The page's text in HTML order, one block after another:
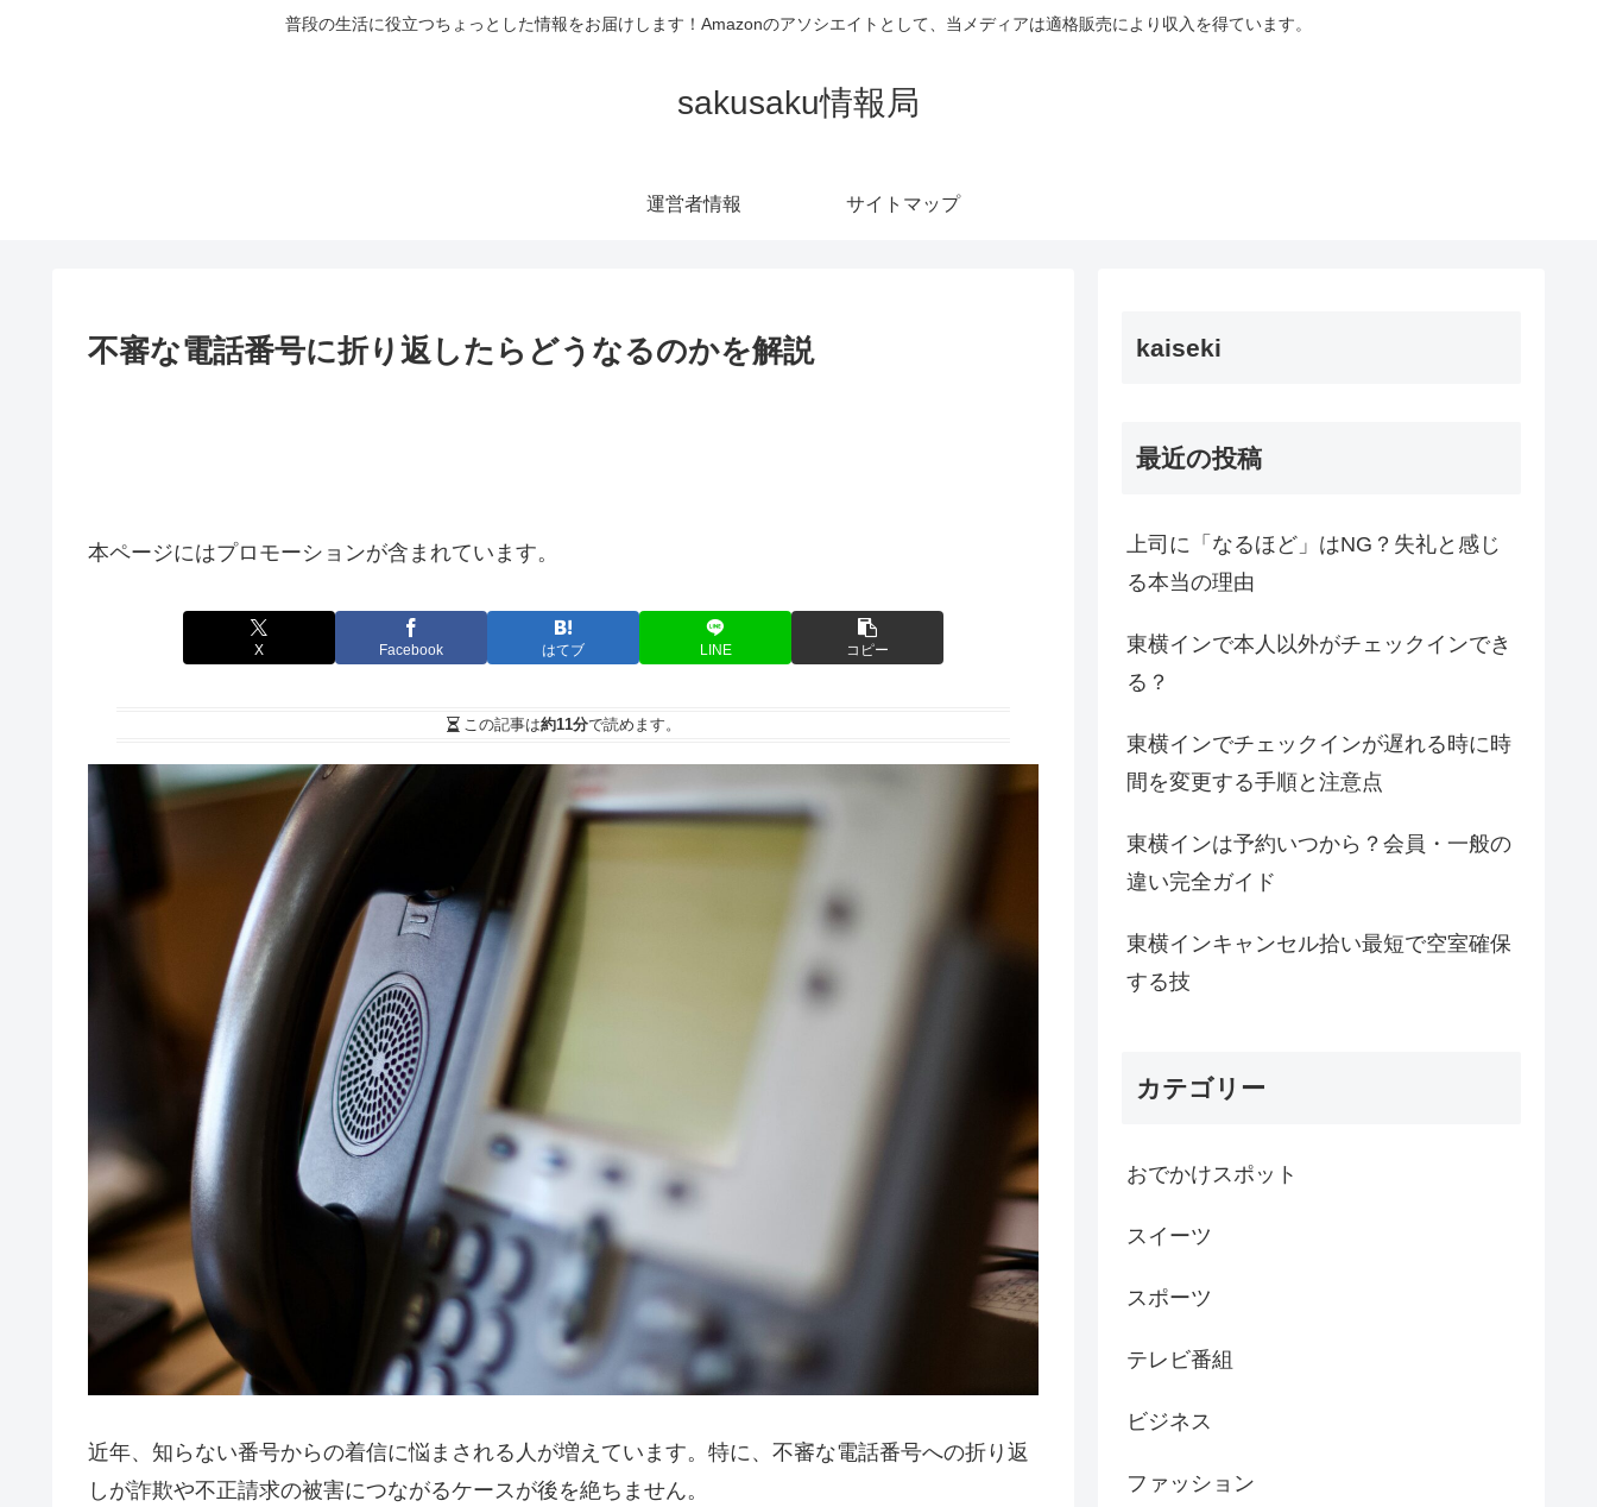
普段の生活に役立つちょっとした情報をお届けします！Amazonのアソシエイトとして、当メディアは適格販売により収入を得ています。
sakusaku情報局
運営者情報 サイトマップ
不審な電話番号に折り返したらどうなるのかを解説
本ページにはプロモーションが含まれています。
X Facebook はてブ LINE コピー
この記事は約11分で読めます。
近年、知らない番号からの着信に悩まされる人が増えています。特に、不審な電話番号への折り返
しが詐欺や不正請求の被害につながるケースが後を絶ちません。
kaiseki
最近の投稿
上司に「なるほど」はNG？失礼と感じ
る本当の理由
東横インで本人以外がチェックインでき
る？
東横インでチェックインが遅れる時に時
間を変更する手順と注意点
東横インは予約いつから？会員・一般の
違い完全ガイド
東横インキャンセル拾い最短で空室確保
する技
カテゴリー
おでかけスポット
スイーツ
スポーツ
テレビ番組
ビジネス
ファッション